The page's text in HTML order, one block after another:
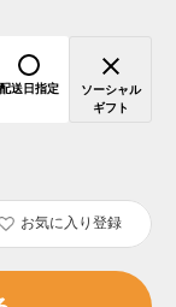
配送日指定
ソーシャル
ギフト
お気に入り登録